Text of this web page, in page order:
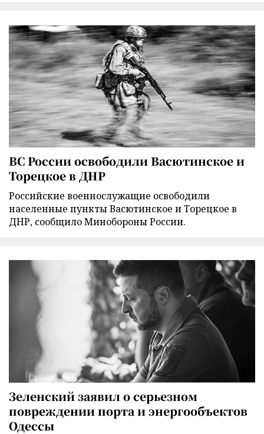
ВС России освободили Васютинское и
Торецкое в ДНР
Российские военнослужащие освободили
населенные пункты Васютинское и Торецкое в
ДНР, сообщило Минобороны России.
Зеленский заявил о серьезном
повреждении порта и энергообъектов
Одессы